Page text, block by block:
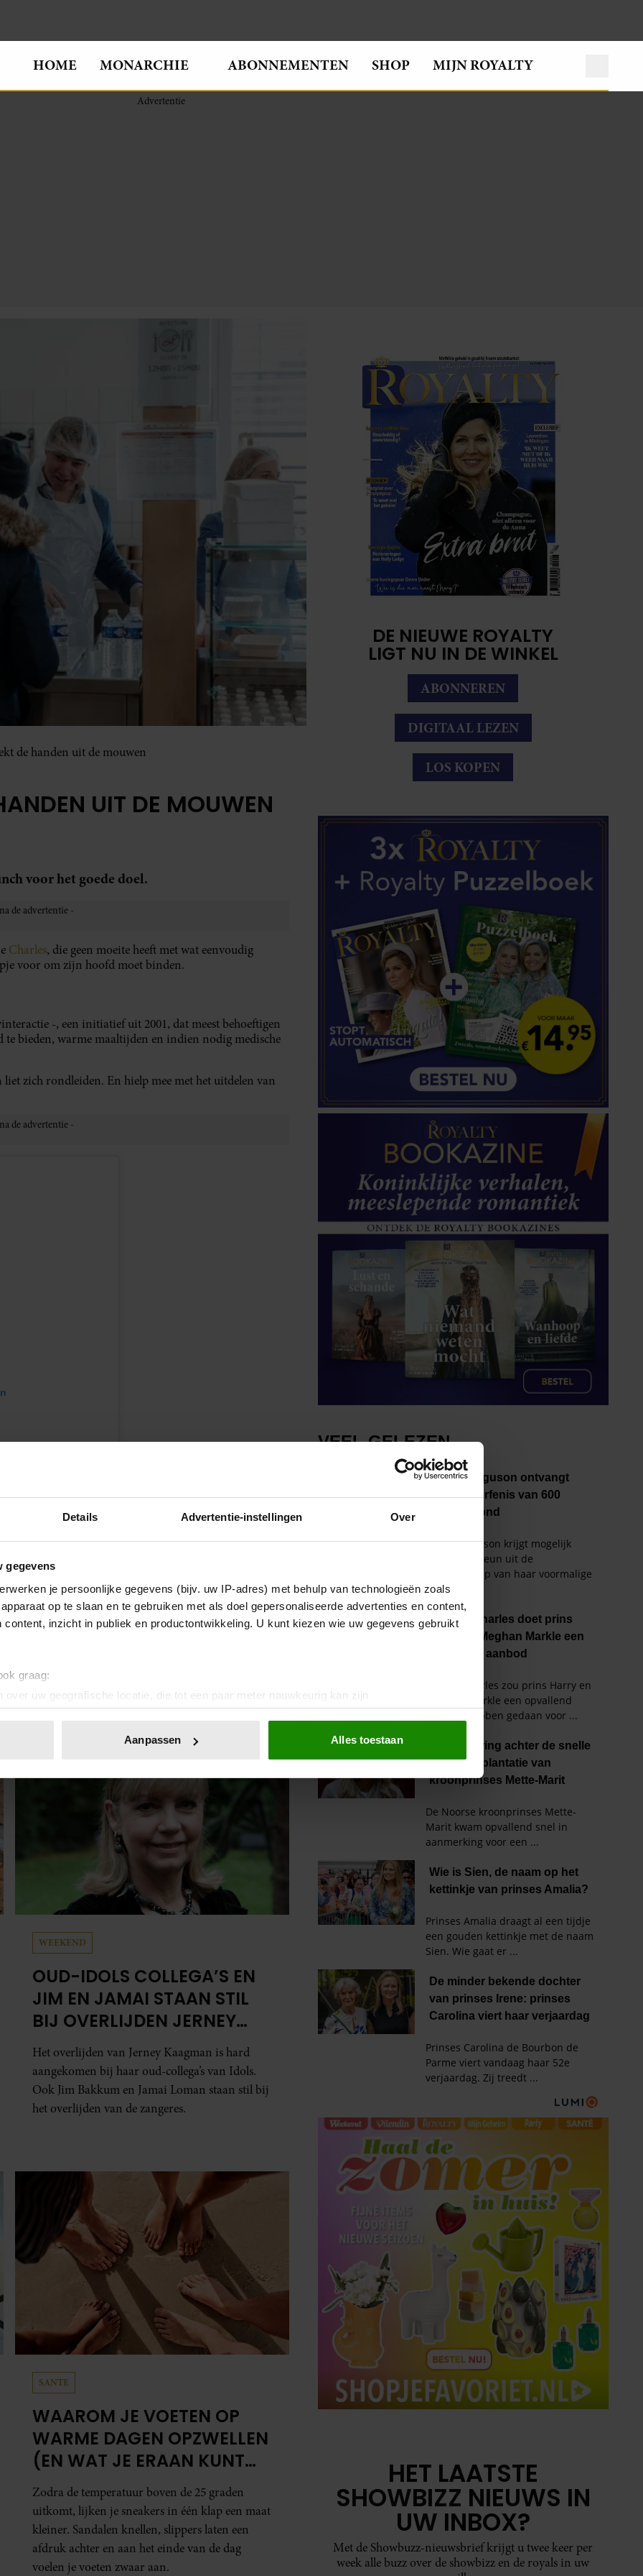
Details Advertentie-instellingen Over
gegevens
je persoonlijke gegevens (bijv. uw IP-adres) met behulp van technologieën zoals
op te slaan en te gebruiken met als doel gepersonaliseerde advertenties en content,
content, inzicht in publiek en productontwikkeling. U kunt kiezen wie uw gegevens gebruikt
graag:
over uw geografische locatie, die tot een paar meter nauwkeurig kan zijn
door het actief te scannen op specifieke eigenschappen (fingerprinting)
of intrekken in de Cookieverklaring.
en advertenties te personaliseren, om functies voor social media te bieden en om ons
Ook delen we informatie over uw gebruik van onze site met onze partners voor social
Deze partners kunnen deze gegevens combineren met andere informatie die u aan ze heeft
op basis van uw gebruik van hun services. U gaat akkoord met onze cookies als u
Aanpassen Alles toestaan
HOME MONARCHIE ABONNEMENTEN SHOP MIJN ROYALTY
de handen uit de mouwen
UIT DE MOUWEN
voor het goede doel.
Charles, die geen moeite heeft met wat eenvoudig
voor om zijn hoofd moet binden.
-, een initiatief uit 2001, dat meest behoeftigen
bieden, warme maaltijden en indien nodig medische
zich rondleiden. En hielp mee met het uitdelen van
WEEKEND
OUD-IDOLS COLLEGA’S EN
JIM EN JAMAI STAAN STIL
BIJ OVERLIJDEN JERNEY
KAAGMAN
Het overlijden van Jerney Kaagman is hard
aangekomen bij haar oud-collega’s van Idols.
Ook Jim Bakkum en Jamai Loman staan stil bij
het overlijden van de zangeres.
SANTE
WAAROM JE VOETEN OP
WARME DAGEN OPZWELLEN
(EN WAT JE ERAAN KUNT
DOEN)
Zodra de temperatuur boven de 25 graden
uitkomt, lijken je sneakers in één klap een maat
kleiner. Sandalen knellen, slippers laten een
afdruk achter en aan het einde van de dag
voelen je voeten zwaar aan.
DE NIEUWE ROYALTY
LIGT NU IN DE WINKEL
ABONNEREN
DIGITAAL LEZEN
LOS KOPEN
HET LAATSTE
SHOWBIZZ NIEUWS IN
UW INBOX?
Met de Showbuzz-nieuwsbrief krijgt u twee keer per
week alle buzz over de showbizz en de royals in uw